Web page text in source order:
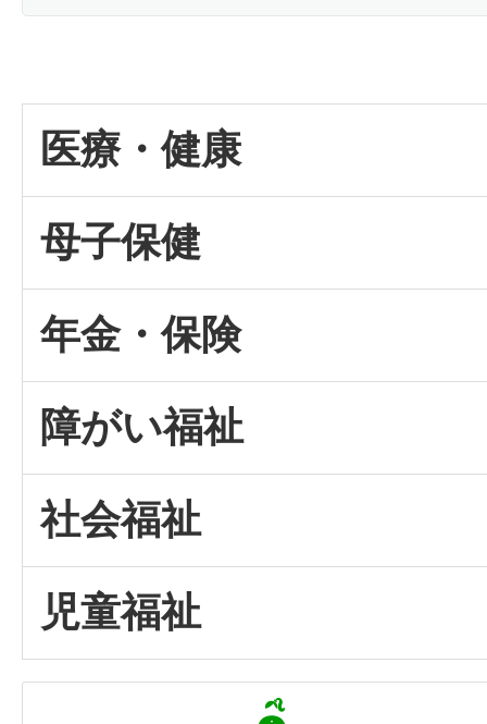
医療・健康
母子保健
年金・保険
障がい福祉
社会福祉
児童福祉